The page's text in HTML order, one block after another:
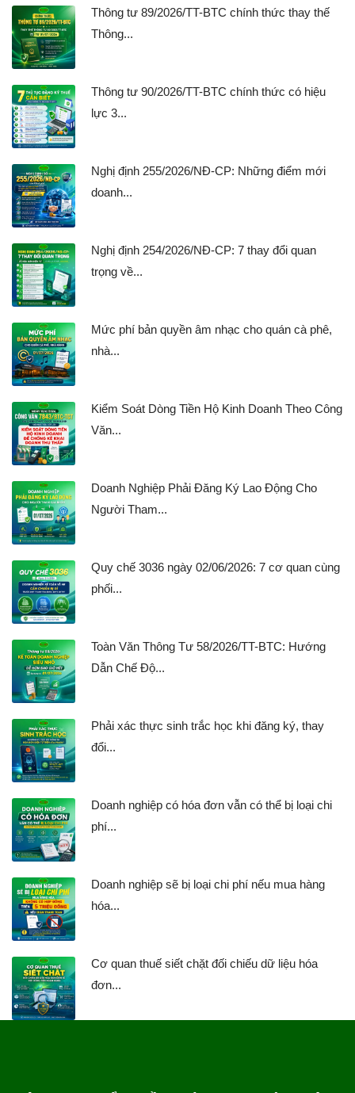
Thông tư 89/2026/TT-BTC chính thức thay thế
Thông...
Thông tư 90/2026/TT-BTC chính thức có hiệu
lực 3...
Nghị định 255/2026/NĐ-CP: Những điểm mới
doanh...
Nghị định 254/2026/NĐ-CP: 7 thay đổi quan
trọng về...
Mức phí bản quyền âm nhạc cho quán cà phê,
nhà...
Kiểm Soát Dòng Tiền Hộ Kinh Doanh Theo Công
Văn...
Doanh Nghiệp Phải Đăng Ký Lao Động Cho
Người Tham...
Quy chế 3036 ngày 02/06/2026: 7 cơ quan cùng
phối...
Toàn Văn Thông Tư 58/2026/TT-BTC: Hướng
Dẫn Chế Độ...
Phải xác thực sinh trắc học khi đăng ký, thay
đổi...
Doanh nghiệp có hóa đơn vẫn có thể bị loại chi
phí...
Doanh nghiệp sẽ bị loại chi phí nếu mua hàng
hóa...
Cơ quan thuế siết chặt đối chiếu dữ liệu hóa
đơn...